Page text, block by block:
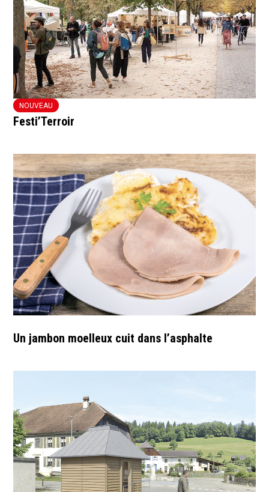
NOUVEAU
Festi’Terroir
Un jambon moelleux cuit dans l’asphalte